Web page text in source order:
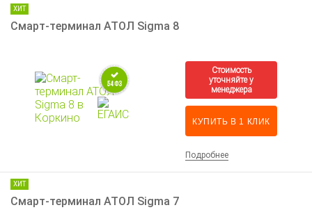
ХИТ
Смарт-терминал АТОЛ Sigma 8
КУПИТЬ В 1 КЛИК
Подробнее
ХИТ
Смарт-терминал АТОЛ Sigma 7